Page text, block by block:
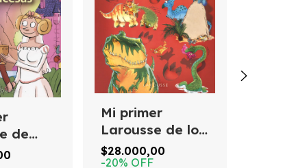
de
y
Mi primer
Larousse de los
dinosaurios
$28.000,00
-20% OFF